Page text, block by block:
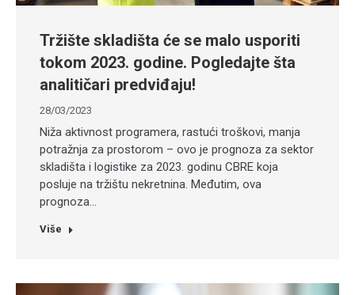
Tržište skladišta će se malo usporiti
tokom 2023. godine. Pogledajte šta
analitičari predviđaju!
28/03/2023
Niža aktivnost programera, rastući troškovi, manja
potražnja za prostorom – ovo je prognoza za sektor
skladišta i logistike za 2023. godinu CBRE koja
posluje na tržištu nekretnina. Međutim, ova
prognoza…
Više